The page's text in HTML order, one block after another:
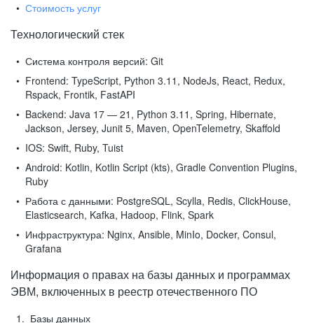
Стоимость услуг
Технологический стек
Система контроля версий: Git
Frontend: TypeScript, Python 3.11, NodeJs, React, Redux,
Rspack, Frontik, FastAPI
Backend: Java 17 — 21, Python 3.11, Spring, Hibernate,
Jackson, Jersey, Junit 5, Maven, OpenTelemetry, Skaffold
IOS: Swift, Ruby, Tuist
Android: Kotlin, Kotlin Script (kts), Gradle Convention Plugins,
Ruby
Работа с данными: PostgreSQL, Scylla, Redis, ClickHouse,
Elasticsearch, Kafka, Hadoop, Flink, Spark
Инфраструктура: Nginx, Ansible, MinIo, Docker, Consul,
Grafana
Информация о правах на базы данных и программах
ЭВМ, включенных в реестр отечественного ПО
Базы данных